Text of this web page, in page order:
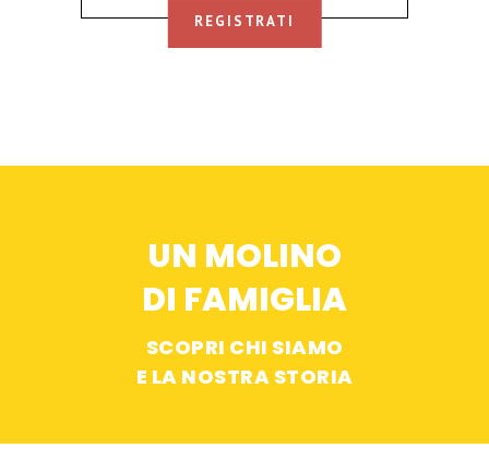
REGISTRATI
UN MOLINO
DI FAMIGLIA
SCOPRI CHI SIAMO
E LA NOSTRA STORIA